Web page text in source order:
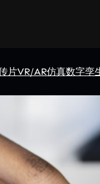
片VR/AR仿真数字孪